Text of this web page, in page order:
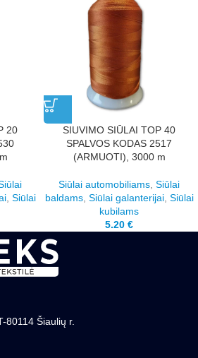
20
, Siūlai
SIUVIMO SIŪLAI TOP 40
SPALVOS KODAS 2517
(ARMUOTI), 3000 m
Siūlai automobiliams Siūlai
baldams, Siūlai galanterijai, Siūlai
kubilams
5.20 €
80114 Šiaulių r.